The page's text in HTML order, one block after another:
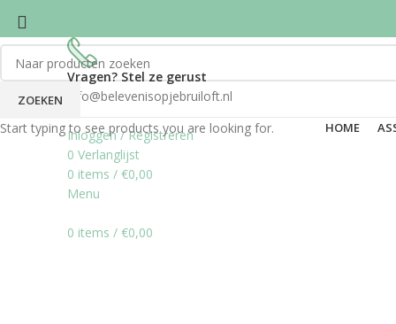
Vragen? Stel ze gerust
info@belevenisopjebruiloft.nl
Inloggen / Registreren
0 Verlanglijst
0 items / €0,00
Menu
0 items / €0,00
HOME
Click to enlarge
ZOEKEN
Start typing to see products you are looking for.